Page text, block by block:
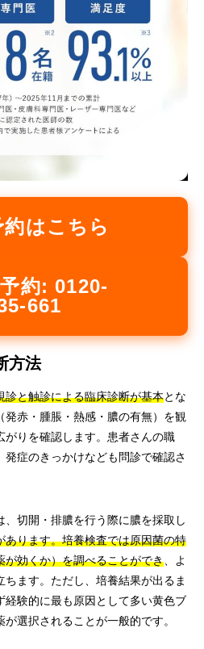
はこちら
約: 0120-
661
方法
診と触診による臨床診断が基本とな
発赤・腫脹・熱感・膿の有無）を観
がりを確認します。患者さんの職
症のきっかけなども問診で確認さ
切開・排膿を行う際に膿を採取し
あります。培養検査では原因菌の特
が効くか）を調べることができ 、よ
ちます。ただし、培養結果が出るま
経験的に最も原因として多い黄色ブ
選択されることが一般的です。